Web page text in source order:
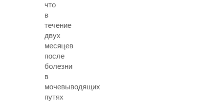
что
в
течение
двух
месяцев
после
болезни
в
мочевыводящих
путях